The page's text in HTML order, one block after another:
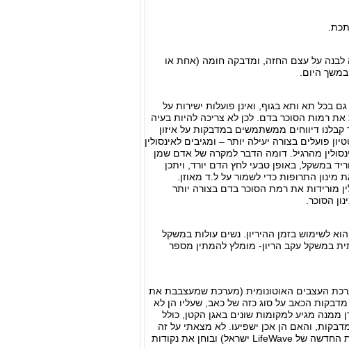
לבנה על עצם החזה, ומדבקה חומה (אחת או
היום.
בכל תא ותא בגוף, ואינן פועלות ישירות על
רמות הסוכר בדם. לכן לא צריכה להיות בעיה
דיווחים ממשתמשים במדבקות על איזון
בצורה יעילה יותר – ומגיבים לאינסולין
מהרגיל. דומה הדבר למקרה של אדם שמן
במשקל, באופן טבעי לחץ הדם יורד, ויתכן
התרופות כדי לשמור על ל.ד מאוזן.
מורידות את רמת הסוכר בדם בצורה יותר
הסוכר.
לשימוש בזמן ההיריון. נשים עולות במשקל
במשקל עקב הריון- מומלץ להמתין מספר
העצבים האוטונומית (מערכת שמעצבבת את
הכאב על סוג כזה של כאב, שעליו הן לא
מגיע למקומות שונים באגן הקטן, כולל
והאם הן אכן ישפיעו. לא מצאתי על זה
חומר כתוב ספציפי. אם הייתי צריך להחליט- הייתי פונה לספר של מורפילד (או לחוברת החדשה של LifeWave ישראל) ובוחן את נקודות